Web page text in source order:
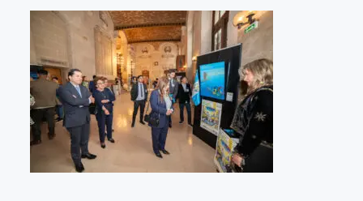
Visitas a los ateliers o talleres de artistas
Presse
Qué dicen de nosotros?
Aviso legal
Política de cookies